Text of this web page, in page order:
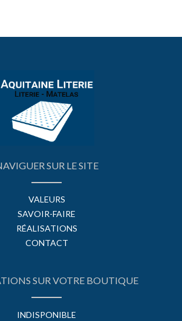
SUR LE SITE
VALEURS
SAVOIR-FAIRE
RÉALISATIONS
CONTACT
SUR VOTRE BOUTIQUE
INDISPONIBLE